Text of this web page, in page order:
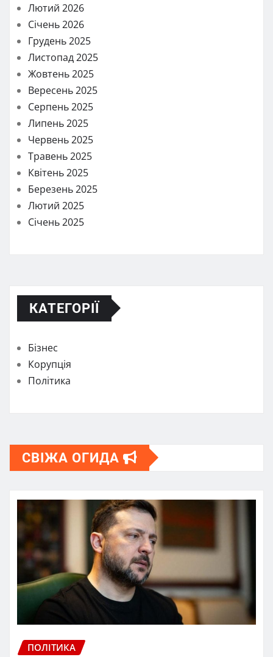
Лютий 2026
Січень 2026
Грудень 2025
Листопад 2025
Жовтень 2025
Вересень 2025
Серпень 2025
Липень 2025
Червень 2025
Травень 2025
Квітень 2025
Березень 2025
Лютий 2025
Січень 2025
КАТЕГОРІЇ
Бізнес
Корупція
Політика
СВІЖА ОГИДА
ПОЛІТИКА